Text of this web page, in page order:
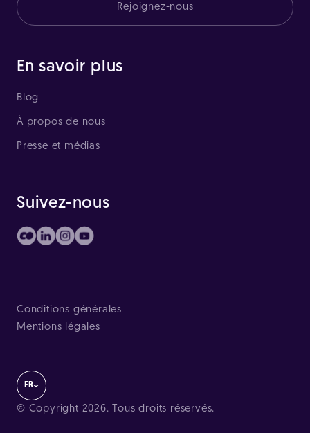
Rejoignez-nous
En savoir plus
Blog
À propos de nous
Presse et médias
Suivez-nous
Conditions générales
Mentions légales
FR
© Copyright 2026. Tous droits réservés.